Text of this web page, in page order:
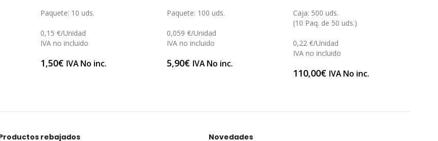
Paquete: 10 uds.
0,15 €/Unidad
IVA no incluido
1,50€ IVA No inc.
Paquete: 100 uds.
0,059 €/Unidad
IVA no incluido
5,90€ IVA No inc.
Caja: 500 uds.
(10 Paq. de 50 uds.)
0,22 €/Unidad
IVA no incluido
110,00€ IVA No inc.
rebajados
Novedades